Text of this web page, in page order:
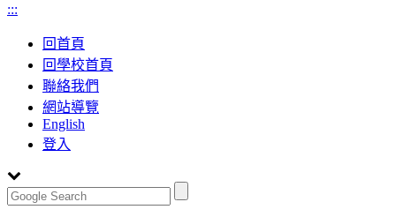
:::
回首頁
回學校首頁
聯絡我們
網站導覽
English
登入